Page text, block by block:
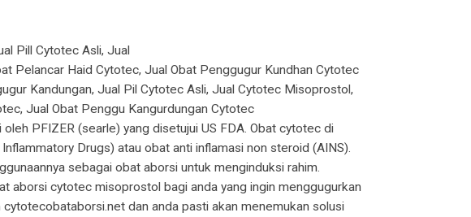
Pill Cytotec Asli, Jual
Pelancar Haid Cytotec, Jual Obat Penggugur Kundhan Cytotec
Kandungan, Jual Pil Cytotec Asli, Jual Cytotec Misoprostol,
Jual Obat Penggu Kangurdungan Cytotec
PFIZER (searle) yang disetujui US FDA. Obat cytotec di
Drugs) atau obat anti inflamasi non steroid (AINS).
sebagai obat aborsi untuk menginduksi rahim.
aborsi cytotec misoprostol bagi anda yang ingin menggugurkan
dan anda pasti akan menemukan solusi